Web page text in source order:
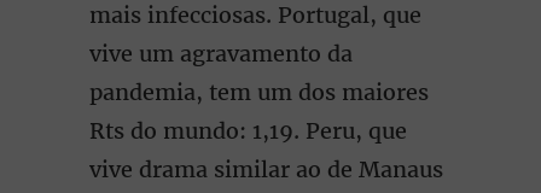
mais infecciosas. Portugal, que
vive um agravamento da
pandemia, tem um dos maiores
Rts do mundo: 1,19. Peru, que
vive drama similar ao de Manaus